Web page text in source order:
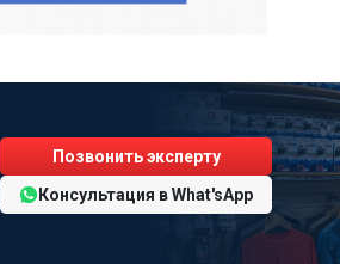
Позвонить эксперту
Консультация вWhat'sApp